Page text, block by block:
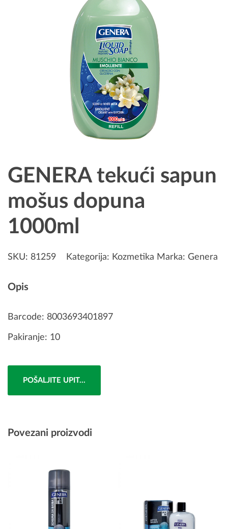
GENERA tekući sapun
mošus dopuna
1000ml
SKU: 81259 Kategorija: Kozmetika Marka: Genera
Opis
Barcode: 8003693401897
Pakiranje: 10
POŠALJITE UPIT...
Povezani proizvodi